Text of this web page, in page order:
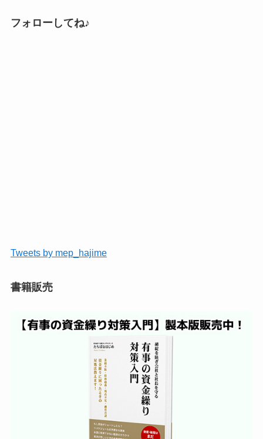
フォローしてね♪
Tweets by mep_hajime
書籍販売